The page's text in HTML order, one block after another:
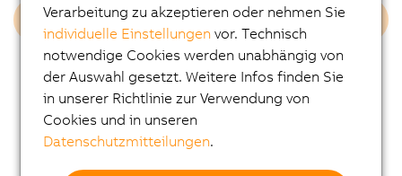
ISOBUS-Stack
Verarbeitung zu akzeptieren oder nehmen Sie
individuelle Einstellungen vor. Technisch
notwendige Cookies werden unabhängig von
der Auswahl gesetzt. Weitere Infos finden Sie
in unserer Richtlinie zur Verwendung von
Cookies und in unseren
Datenschutzmitteilungen.